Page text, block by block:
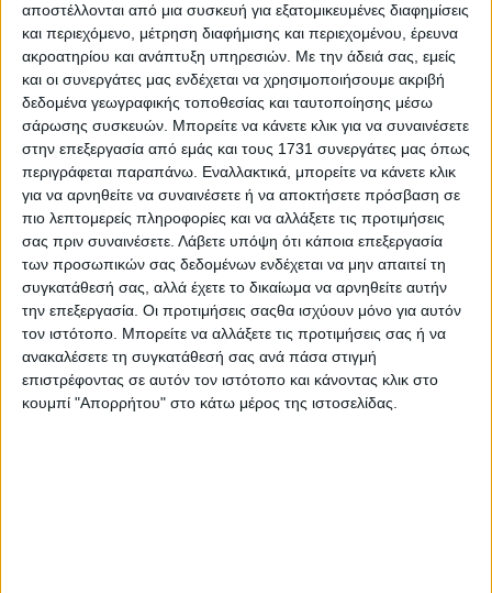
αποστέλλονται από μια συσκευή για εξατομικευμένες διαφημίσεις
και περιεχόμενο, μέτρηση διαφήμισης και περιεχομένου, έρευνα
ακροατηρίου και ανάπτυξη υπηρεσιών. Με την άδειά σας, εμείς
και οι συνεργάτες μας ενδέχεται να χρησιμοποιήσουμε ακριβή
δεδομένα γεωγραφικής τοποθεσίας και ταυτοποίησης μέσω
σάρωσης συσκευών. Μπορείτε να κάνετε κλικ για να συναινέσετε
στην επεξεργασία από εμάς και τους 1731 συνεργάτες μας όπως
περιγράφεται παραπάνω. Εναλλακτικά, μπορείτε να κάνετε κλικ
για να αρνηθείτε να συναινέσετε ή να αποκτήσετε πρόσβαση σε
πιο λεπτομερείς πληροφορίες και να αλλάξετε τις προτιμήσεις
σας πριν συναινέσετε. Λάβετε υπόψη ότι κάποια επεξεργασία
των προσωπικών σας δεδομένων ενδέχεται να μην απαιτεί τη
συγκατάθεσή σας, αλλά έχετε το δικαίωμα να αρνηθείτε αυτήν
την επεξεργασία. Οι προτιμήσεις σαςθα ισχύουν μόνο για αυτόν
τον ιστότοπο. Μπορείτε να αλλάξετε τις προτιμήσεις σας ή να
ανακαλέσετε τη συγκατάθεσή σας ανά πάσα στιγμή
επιστρέφοντας σε αυτόν τον ιστότοπο και κάνοντας κλικ στο
κουμπί "Απορρήτου" στο κάτω μέρος της ιστοσελίδας.
Όταν ένας μικρός εξωγήινος έρχεται στην Γή , τότε
ξεκινάνε κι οι περιπέτειες του …!